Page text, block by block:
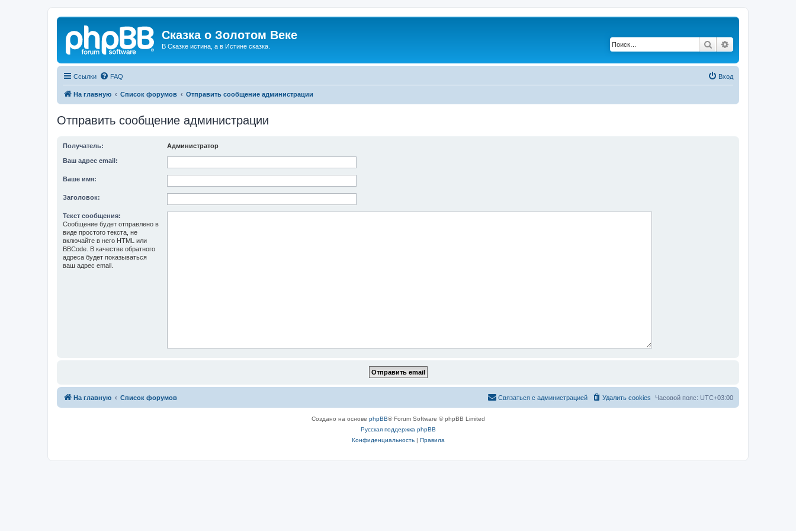
Сказка о Золотом Веке
В Сказке истина, а в Истине сказка. Поиск
Ссылки FAQ Вход
На главную Список форумов Отправить сообщение администрации
Отправить сообщение администрации
Получатель: Администратор
Ваш адрес email:
Ваше имя:
Заголовок:
Текст сообщения:
Сообщение будет отправлено в
виде простого текста, не
включайте в него HTML или
BBCode. В качестве обратного
адреса будет показываться
ваш адрес email.
На главную Список форумов Часовой пояс: UTC+03:00
Удалить cookies
Связаться с администрацией
Создано на основе phpBB® Forum Software © phpBB Limited
Русская поддержка phpBB
Конфиденциальность| Правила